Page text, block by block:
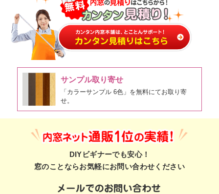
サンプル取り寄せ
「カラーサンプル 6色」を無料にてお取り寄
せ。
DIYビギナーでも安心！
窓のことならお気軽にお問い合わせください